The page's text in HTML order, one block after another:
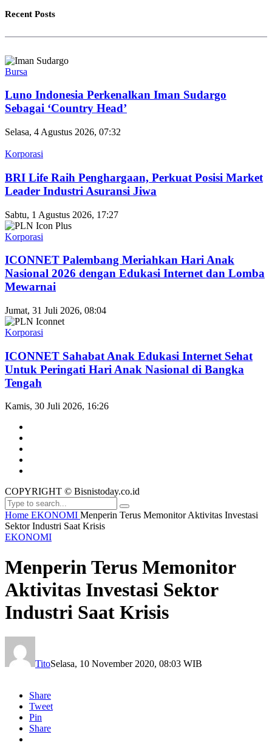
Recent Posts
Bursa
Luno Indonesia Perkenalkan Iman Sudargo
Sebagai ‘Country Head’
Selasa, 4 Agustus 2026, 07:32
Korporasi
BRI Life Raih Penghargaan, Perkuat Posisi Market
Leader Industri Asuransi Jiwa
Sabtu, 1 Agustus 2026, 17:27
Korporasi
ICONNET Palembang Meriahkan Hari Anak
Nasional 2026 dengan Edukasi Internet dan Lomba
Mewarnai
Jumat, 31 Juli 2026, 08:04
Korporasi
ICONNET Sahabat Anak Edukasi Internet Sehat
Untuk Peringati Hari Anak Nasional di Bangka
Tengah
Kamis, 30 Juli 2026, 16:26
COPYRIGHT © Bisnistoday.co.id
Home EKONOMI Menperin Terus Memonitor Aktivitas Investasi
Sektor Industri Saat Krisis
EKONOMI
Menperin Terus Memonitor
Aktivitas Investasi Sektor
Industri Saat Krisis
TitoSelasa, 10 November 2020, 08:03 WIB
Share
Tweet
Pin
Share